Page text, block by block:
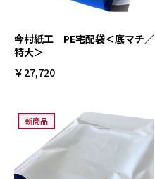
今村紙工 PE宅配袋＜底マチ／
特大＞
￥27,720
新商品